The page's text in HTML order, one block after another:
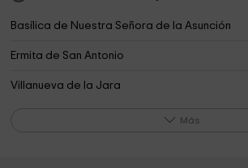
Basílica de Nuestra Señora de la Asunción
Ermita de San Antonio
Villanueva de la Jara
Parroquia De Nuestra Señora De La Asunción
Más